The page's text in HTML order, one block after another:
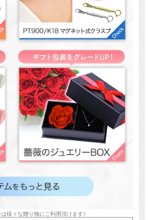
様々な贈り物にご利用頂けます》